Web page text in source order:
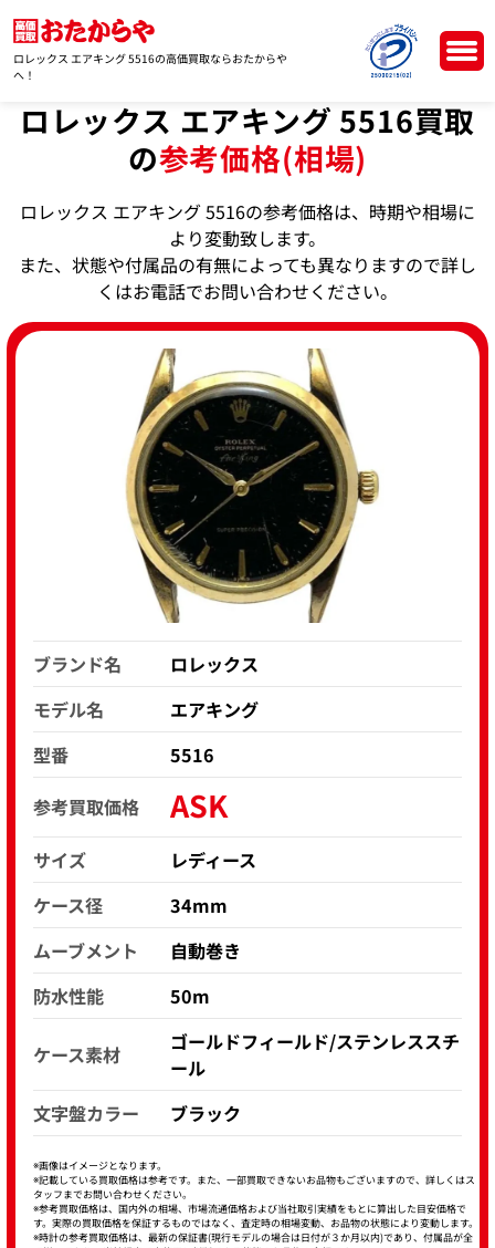
ロレックス エアキング 5516の高価買取ならおたからや
へ！
ロレックス エアキング 5516買取
の参考価格(相場)
ロレックス エアキング 5516の参考価格は、時期や相場に
より変動致します。
また、状態や付属品の有無によっても異なりますので詳し
くはお電話でお問い合わせください。
ブランド名
ロレックス
モデル名
エアキング
型番
5516
参考買取価格
ASK
サイズ
レディース
ケース径
34mm
ムーブメント
自動巻き
防水性能
50m
ケース素材
ゴールドフィールド/ステンレススチ
ール
文字盤カラー
ブラック
※画像はイメージとなります。
※記載している買取価格は参考です。また、一部買取できないお品物もございますので、詳しくはス
タッフまでお問い合わせください。
※参考買取価格は、国内外の相場、市場流通価格および当社取引実績をもとに算出した目安価格で
す。実際の買取価格を保証するものではなく、査定時の相場変動、お品物の状態により変動します。
※時計の参考買取価格は、最新の保証書(現行モデルの場合は日付が３か月以内)であり、付属品が全